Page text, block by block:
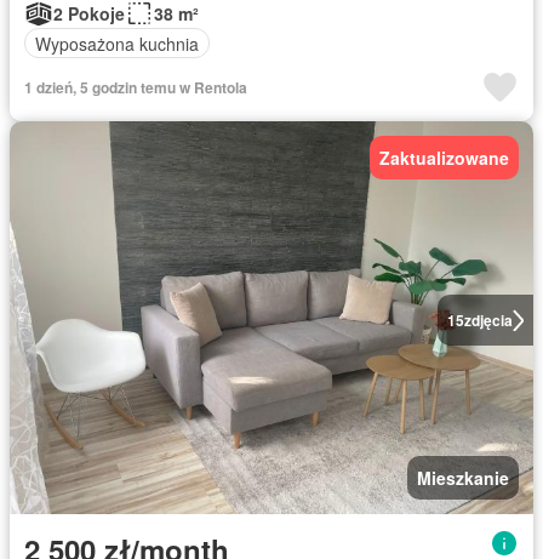
2 Pokoje
38 m²
Wyposażona kuchnia
1 dzień, 5 godzin temu w Rentola
15zdjęcia
Zaktualizowane
Mieszkanie
2 500 zł/month